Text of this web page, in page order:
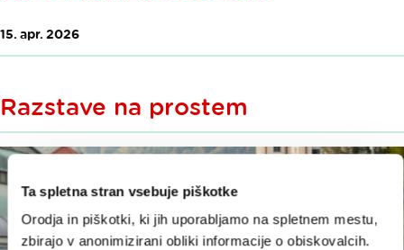
Ta spletna stran vsebuje piškotke
Orodja in piškotki, ki jih uporabljamo na spletnem mestu,
zbirajo v anonimizirani obliki informacije o obiskovalcih.
15. apr. 2026
Razstave na prostem